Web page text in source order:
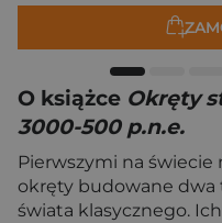
O książce Okręty
3000-500 p.n.e.
Pierwszymi na
okręty budowane dwa
świata klasycznego.